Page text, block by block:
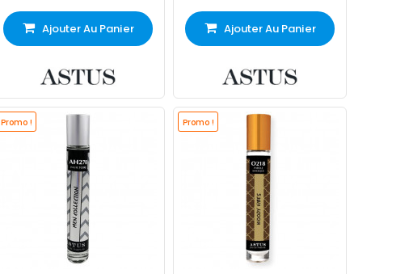
Ajouter Au Panier Ajouter Au Panier
Promo ! Promo !